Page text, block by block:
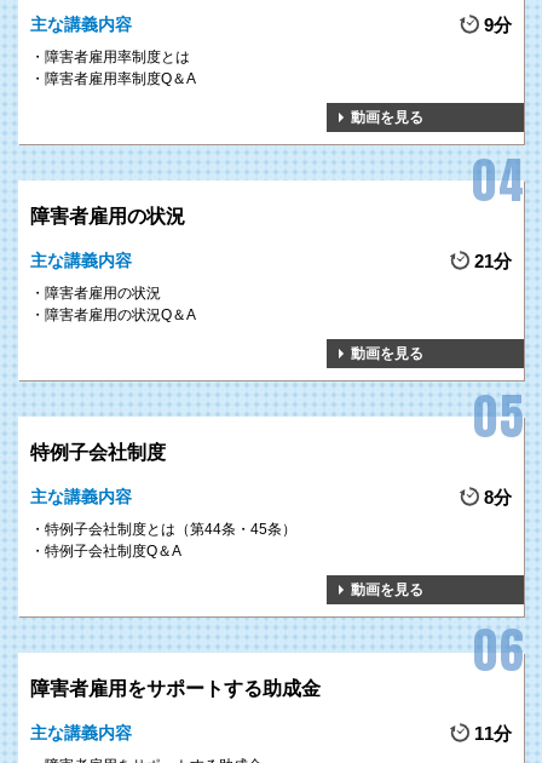
主な講義内容 9分
障害者雇用率制度とは
障害者雇用率制度Q＆A
動画を見る
障害者雇用の状況
主な講義内容 21分
障害者雇用の状況
障害者雇用の状況Q＆A
動画を見る
特例子会社制度
主な講義内容 8分
特例子会社制度とは（第44条・45条）
特例子会社制度Q＆A
動画を見る
障害者雇用をサポートする助成金
主な講義内容 11分